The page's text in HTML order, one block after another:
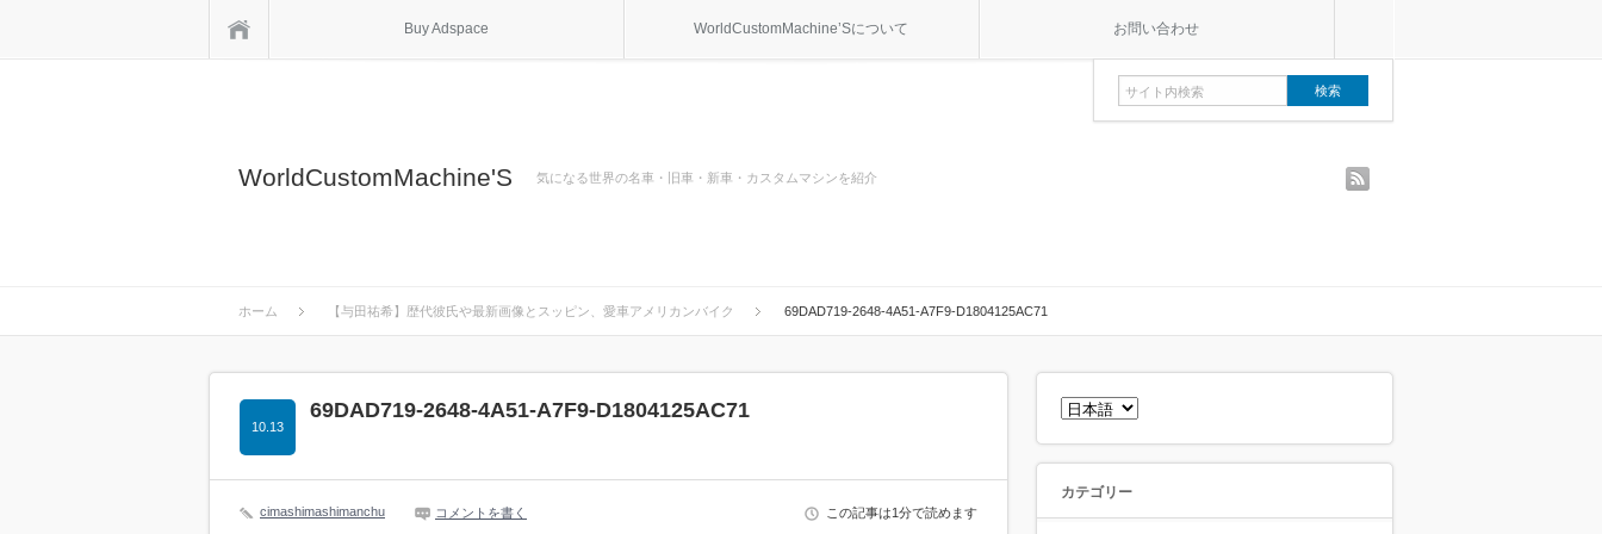
Buy Adspace WorldCustomMachine’Sについて お問い合わせ
WorldCustomMachine'S 気になる世界の名車・旧車・新車・カスタムマシンを紹介
ホーム 【与田祐希】歴代彼氏や最新画像とスッピン、愛車アメリカンバイク 69DAD719-2648-4A51-A7F9-D1804125AC71
69DAD719-2648-4A51-A7F9-D1804125AC71
10.13
cimashimashimanchu コメントを書く この記事は1分で読めます
言
語
カテゴリー